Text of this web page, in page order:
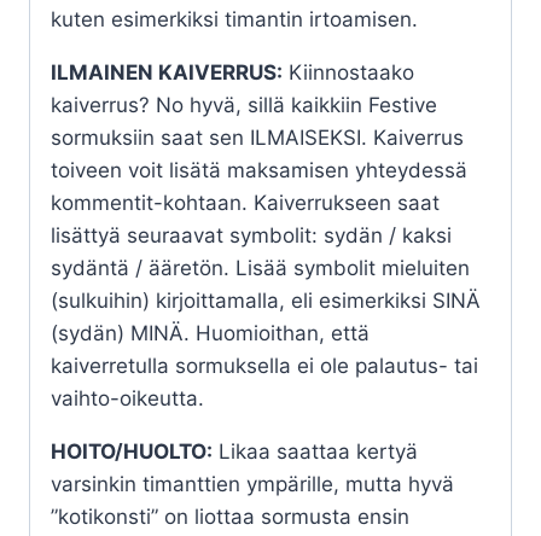
kuten esimerkiksi timantin irtoamisen.
ILMAINEN KAIVERRUS: Kiinnostaako
kaiverrus? No hyvä, sillä kaikkiin Festive
sormuksiin saat sen ILMAISEKSI. Kaiverrus
toiveen voit lisätä maksamisen yhteydessä
kommentit-kohtaan. Kaiverrukseen saat
lisättyä seuraavat symbolit: sydän / kaksi
sydäntä / ääretön. Lisää symbolit mieluiten
(sulkuihin) kirjoittamalla, eli esimerkiksi SINÄ
(sydän) MINÄ. Huomioithan, että
kaiverretulla sormuksella ei ole palautus- tai
vaihto-oikeutta.
HOITO/HUOLTO: Likaa saattaa kertyä
varsinkin timanttien ympärille, mutta hyvä
”kotikonsti” on liottaa sormusta ensin